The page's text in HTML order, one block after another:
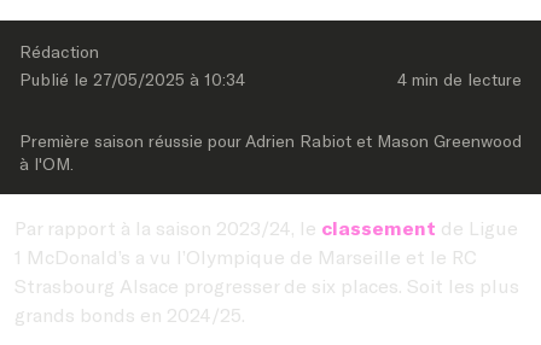
Rédaction
Publié le 27/05/2025 à 10:34 4 min de lecture
Première saison réussie pour Adrien Rabiot et Mason Greenwood
à l'OM.
Par rapport à la saison 2023/24, le classement de Ligue
1 McDonald’s a vu l’Olympique de Marseille et le RC
Strasbourg Alsace progresser de six places. Soit les plus
grands bonds en 2024/25.